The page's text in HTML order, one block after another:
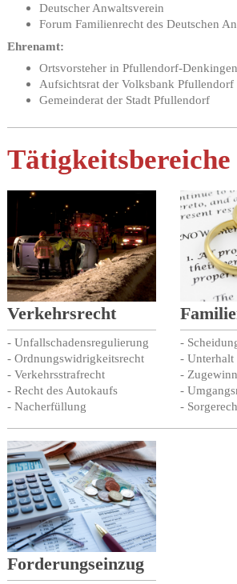
Deutscher Anwaltsverein
Forum Familienrecht des Deutschen
Ehrenamt:
Ortsvorsteher in Pfullendorf-Denkingen
Aufsichtsrat der Volksbank Pfullendorf
Gemeinderat der Stadt Pfullendorf
Tätigkeitsbereiche
Verkehrsrecht
- Unfallschadensregulierung
- Ordnungswidrigkeitsrecht
- Verkehrsstrafrecht
- Recht des Autokaufs
- Nacherfüllung
-
- Unterhalt
- Zugewinn
-
-
Forderungseinzug